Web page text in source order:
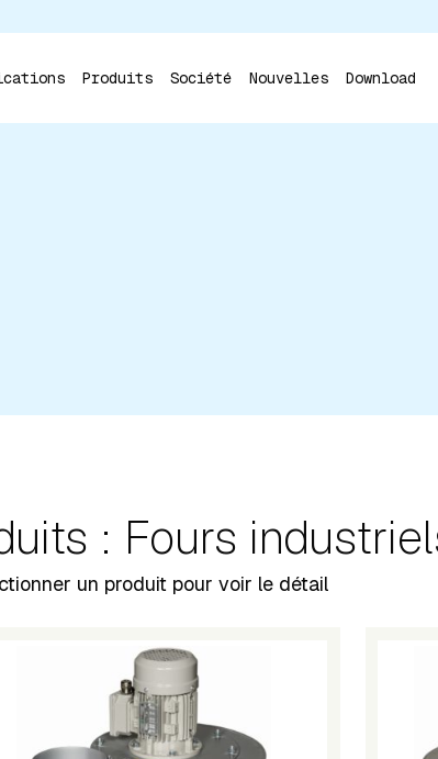
Produits Société Nouvelles Download
: Fours
un produit pour voir le détail